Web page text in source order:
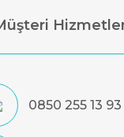
0850 255 13 93